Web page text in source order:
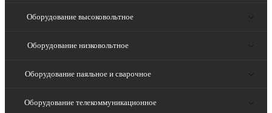
Оборудование высоковольтное
Оборудование низковольтное
Оборудование паяльное и сварочное
Оборудование телекоммуникационное